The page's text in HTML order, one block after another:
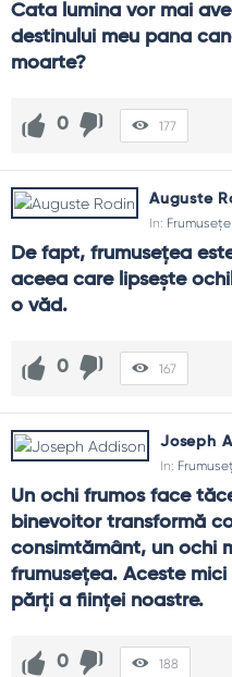
Cata lumina vor mai
destinului meu pana
moarte?
0 177
Auguste
In: Frumusețe
De fapt, frumuseţea
aceea care lipseşte
o văd.
0 167
Joseph
In:
Un ochi frumos face
binevoitor transformă
consimtământ, un ochi
frumusețea. Aceste
părți a ființei noastre.
0 188